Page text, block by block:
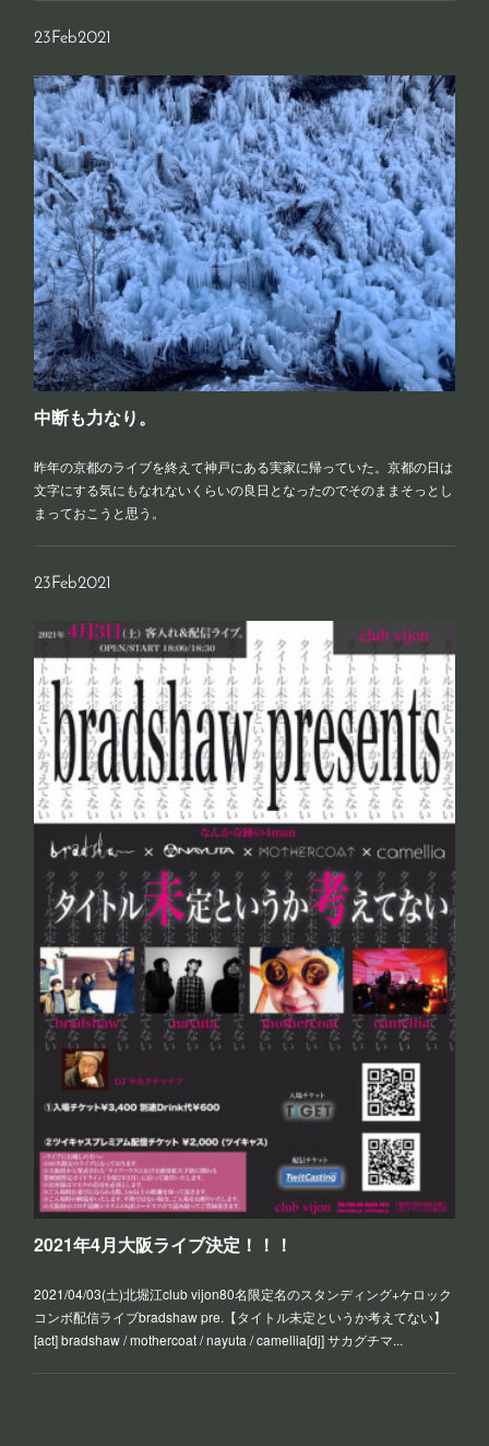
23Feb2021
中断も力なり。
昨年の京都のライブを終えて神戸にある実家に帰っていた。京都の日は
文字にする気にもなれないくらいの良日となったのでそのままそっとし
まっておこうと思う。
23Feb2021
2021年4月大阪ライブ決定！！！
2021/04/03(土)北堀江club vijon80名限定名のスタンディング+ケロック
コンボ配信ライブbradshaw pre.【タイトル未定というか考えてない】
[act] bradshaw / mothercoat / nayuta / camellia[dj] サカグチマ...